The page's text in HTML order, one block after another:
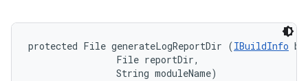
protected File generateLogReportDir (IBuildInfo
                File reportDir,
                String moduleName)